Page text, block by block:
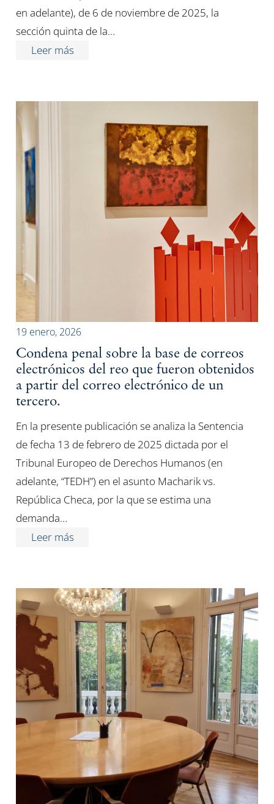
en adelante), de 6 de noviembre de 2025, la
sección quinta de la…
Leer más
19 enero, 2026
Condena penal sobre la base de correos
electrónicos del reo que fueron obtenidos
a partir del correo electrónico de un
tercero.
En la presente publicación se analiza la Sentencia
de fecha 13 de febrero de 2025 dictada por el
Tribunal Europeo de Derechos Humanos (en
adelante, “TEDH”) en el asunto Macharik vs.
República Checa, por la que se estima una
demanda…
Leer más